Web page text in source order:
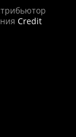
Credit